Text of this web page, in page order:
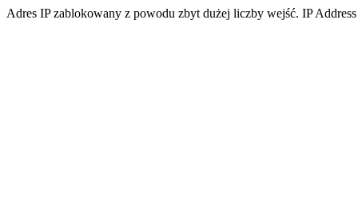
Adres IP zablokowany z powodu zbyt dużej liczby wejść. IP